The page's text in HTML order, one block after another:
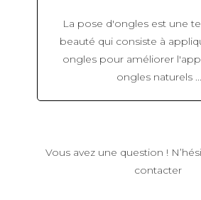
La pose d'ongles est une
beauté qui consiste à
ongles pour améliorer
ongles naturels ...
Vous avez une question !
contacter